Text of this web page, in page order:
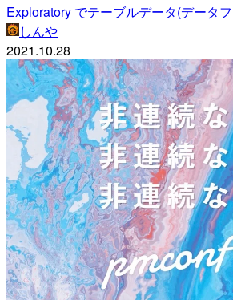
Exploratory でテーブルデータ(データ
しんや
2021.10.28